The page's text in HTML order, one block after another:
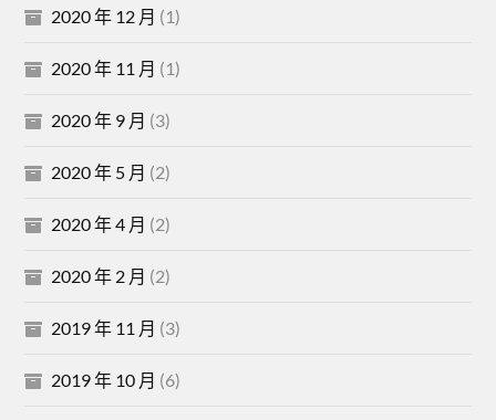
2020 年 12 月 (1)
2020 年 11 月 (1)
2020 年 9 月 (3)
2020 年 5 月 (2)
2020 年 4 月 (2)
2020 年 2 月 (2)
2019 年 11 月 (3)
2019 年 10 月 (6)